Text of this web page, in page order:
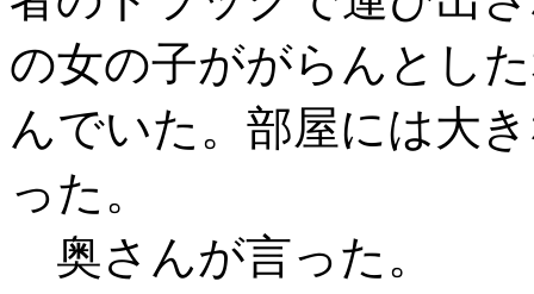
の女の子ががらんとし
んでいた。部屋には大
った。
奥さんが言った。